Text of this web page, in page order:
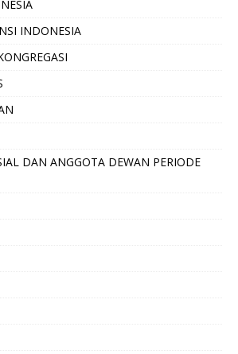
INDONESIA
DAN ANGGOTA DEWAN PERIODE